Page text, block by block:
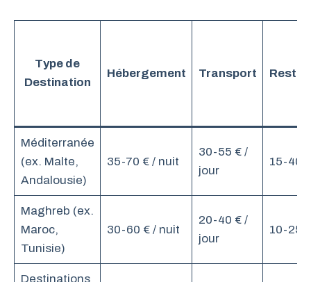
Type de
Destination
Hébergement Transport
Méditerranée
(ex. Malte,
Andalousie)
35-70 € / nuit
30-55 € /
jour
15-40
Maghreb (ex.
Maroc,
Tunisie)
30-60 € / nuit
20-40 € /
jour
10-25
Destinations